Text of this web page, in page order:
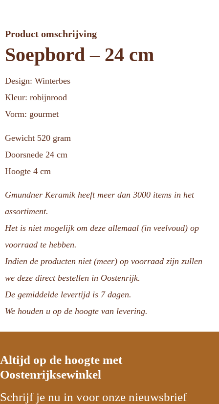
Product omschrijving
Soepbord – 24 cm
Design: Winterbes
Kleur: robijnrood
Vorm: gourmet
Gewicht 520 gram
Doorsnede 24 cm
Hoogte 4 cm
Gmundner Keramik heeft meer dan 3000 items in het
assortiment.
Het is niet mogelijk om deze allemaal (in veelvoud) op
voorraad te hebben.
Indien de producten niet (meer) op voorraad zijn zullen
we deze direct bestellen in Oostenrijk.
De gemiddelde levertijd is 7 dagen.
We houden u op de hoogte van levering.
Altijd op de hoogte met
Oostenrijksewinkel
Schrijf je nu in voor onze nieuwsbrief